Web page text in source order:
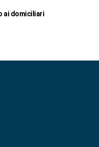
ai domiciliari